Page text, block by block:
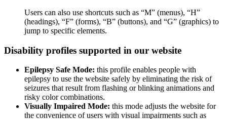
Users can also use shortcuts such as “M” (menus), “H”
(headings), “F” (forms), “B” (buttons), and “G” (graphics) to
jump to specific elements.
Disability profiles supported in our website
Epilepsy Safe Mode: this profile enables people with
epilepsy to use the website safely by eliminating the risk of
seizures that result from flashing or blinking animations and
risky color combinations.
Visually Impaired Mode: this mode adjusts the website for
the convenience of users with visual impairments such as